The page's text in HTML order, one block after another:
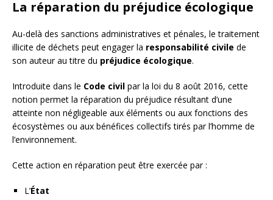
La réparation du préjudice écologique
Au-delà des sanctions administratives et pénales, le traitement
illicite de déchets peut engager la responsabilité civile de
son auteur au titre du préjudice écologique.
Introduite dans le Code civil par la loi du 8 août 2016, cette
notion permet la réparation du préjudice résultant d’une
atteinte non négligeable aux éléments ou aux fonctions des
écosystèmes ou aux bénéfices collectifs tirés par l’homme de
l’environnement.
Cette action en réparation peut être exercée par :
L’État